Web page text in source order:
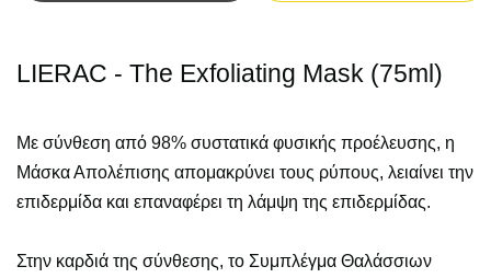
LIERAC - The Exfoliating Mask (75ml)
Με σύνθεση από 98% συστατικά φυσικής προέλευσης, η
Μάσκα Απολέπισης απομακρύνει τους ρύπους, λειαίνει την
επιδερμίδα και επαναφέρει τη λάμψη της επιδερμίδας.
Στην καρδιά της σύνθεσης, το Συμπλέγμα Θαλάσσιων